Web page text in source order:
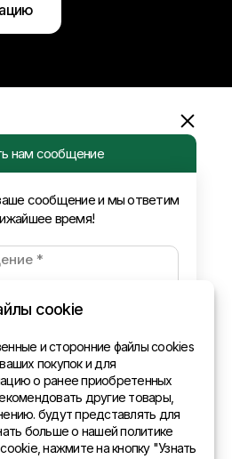
нам сообщение
сообщение и мы ответим
время!
Запрос
и доставка
Контакты
информация
в мире
cookie
и сторонние файлы cookies
покупок и для
о ранее приобретенных
другие товары,
будут представлять для
больше о нашей политике
нажмите на кнопку "Узнать